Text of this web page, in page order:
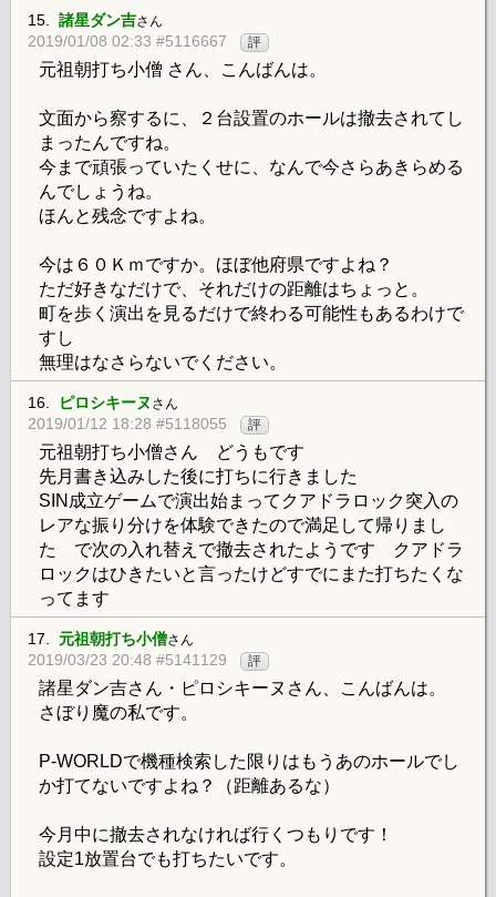
15. 諸星ダン吉さん
2019/01/08 02:33 #5116667 評
元祖朝打ち小僧 さん、こんばんは。
文面から察するに、２台設置のホールは撤去されてし
まったんですね。
今まで頑張っていたくせに、なんで今さらあきらめる
んでしょうね。
ほんと残念ですよね。
今は６０Ｋｍですか。ほぼ他府県ですよね？
ただ好きなだけで、それだけの距離はちょっと。
町を歩く演出を見るだけで終わる可能性もあるわけで
すし
無理はなさらないでください。
16. ピロシキーヌ さん
2019/01/12 18:28 #5118055 評
元祖朝打ち小僧さん どうもです
先月書き込みした後に打ちに行きました
SIN成立ゲームで演出始まってクアドラロック突入の
レアな振り分けを体験できたので満足して帰りまし
た で次の入れ替えで撤去されたようです クアドラ
ロックはひきたいと言ったけどすでにまた打ちたくな
ってます
17. 元祖朝打ち小僧さん
2019/03/23 20:48 #5141129 評
諸星ダン吉さん・ピロシキーヌさん、こんばんは。
さぼり魔の私です。
P-WORLDで機種検索した限りはもうあのホールでし
か打てないですよね？（距離あるな）
今月中に撤去されなければ行くつもりです！
設定1放置台でも打ちたいです。